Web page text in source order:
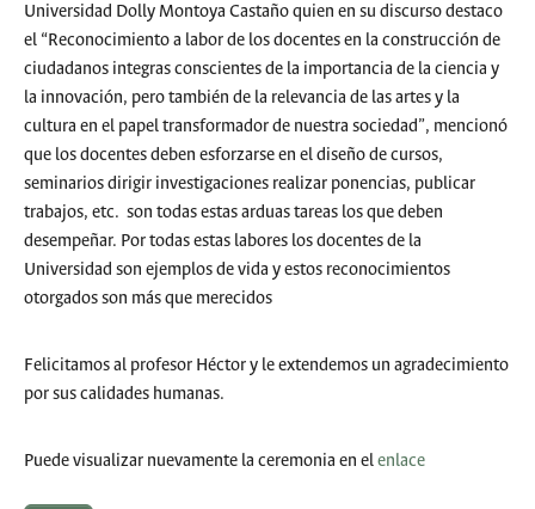
Universidad Dolly Montoya Castaño quien en su discurso destaco
el “Reconocimiento a labor de los docentes en la construcción de
ciudadanos integras conscientes de la importancia de la ciencia y
la innovación, pero también de la relevancia de las artes y la
cultura en el papel transformador de nuestra sociedad”, mencionó
que los docentes deben esforzarse en el diseño de cursos,
seminarios dirigir investigaciones realizar ponencias, publicar
trabajos, etc. son todas estas arduas tareas los que deben
desempeñar. Por todas estas labores los docentes de la
Universidad son ejemplos de vida y estos reconocimientos
otorgados son más que merecidos
Felicitamos al profesor Héctor y le extendemos un agradecimiento
por sus calidades humanas.
Puede visualizar nuevamente la ceremonia en elenlace